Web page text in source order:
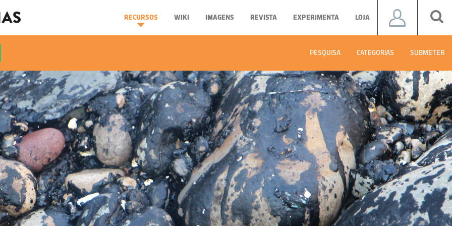
RECURSOS WIKI IMAGENS REVISTA EXPERIMENTA LOJA
PESQUISA CATEGORIAS SUBMETER